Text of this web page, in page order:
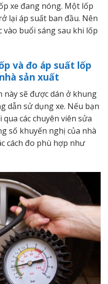
xe đang nóng. Một lốp
lại áp suất ban đầu. Nên
buổi sáng sau khi lốp
và đo áp suất lốp
sản xuất
sẽ được dán ở khung
dẫn sử dụng xe. Nếu bạn
các chuyên viên sửa
số khuyến nghị của nhà
cách đo phù hợp như